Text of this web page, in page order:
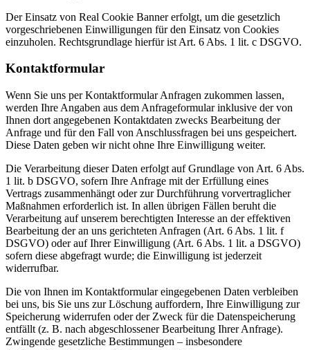
Der Einsatz von Real Cookie Banner erfolgt, um die gesetzlich
vorgeschriebenen Einwilligungen für den Einsatz von Cookies
einzuholen. Rechtsgrundlage hierfür ist Art. 6 Abs. 1 lit. c DSGVO.
Kontaktformular
Wenn Sie uns per Kontaktformular Anfragen zukommen lassen,
werden Ihre Angaben aus dem Anfrageformular inklusive der von
Ihnen dort angegebenen Kontaktdaten zwecks Bearbeitung der
Anfrage und für den Fall von Anschlussfragen bei uns gespeichert.
Diese Daten geben wir nicht ohne Ihre Einwilligung weiter.
Die Verarbeitung dieser Daten erfolgt auf Grundlage von Art. 6 Abs.
1 lit. b DSGVO, sofern Ihre Anfrage mit der Erfüllung eines
Vertrags zusammenhängt oder zur Durchführung vorvertraglicher
Maßnahmen erforderlich ist. In allen übrigen Fällen beruht die
Verarbeitung auf unserem berechtigten Interesse an der effektiven
Bearbeitung der an uns gerichteten Anfragen (Art. 6 Abs. 1 lit. f
DSGVO) oder auf Ihrer Einwilligung (Art. 6 Abs. 1 lit. a DSGVO)
sofern diese abgefragt wurde; die Einwilligung ist jederzeit
widerrufbar.
Die von Ihnen im Kontaktformular eingegebenen Daten verbleiben
bei uns, bis Sie uns zur Löschung auffordern, Ihre Einwilligung zur
Speicherung widerrufen oder der Zweck für die Datenspeicherung
entfällt (z. B. nach abgeschlossener Bearbeitung Ihrer Anfrage).
Zwingende gesetzliche Bestimmungen – insbesondere